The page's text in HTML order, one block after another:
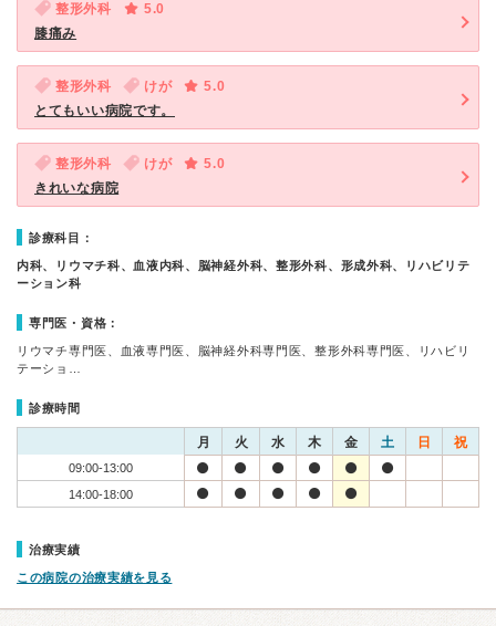
整形外科
5.0
膝痛み
整形外科 けが
5.0
とてもいい病院です。
整形外科 けが
5.0
きれいな病院
診療科目：
内科、リウマチ科、血液内科、脳神経外科、整形外科、形成外科、リハビリテ
ーション科
専門医・資格：
リウマチ専門医、血液専門医、脳神経外科専門医、整形外科専門医、リハビリ
テーショ…
診療時間
月 火 水 木 金 土 日 祝
09:00-13:00
14:00-18:00
治療実績
この病院の治療実績を見る